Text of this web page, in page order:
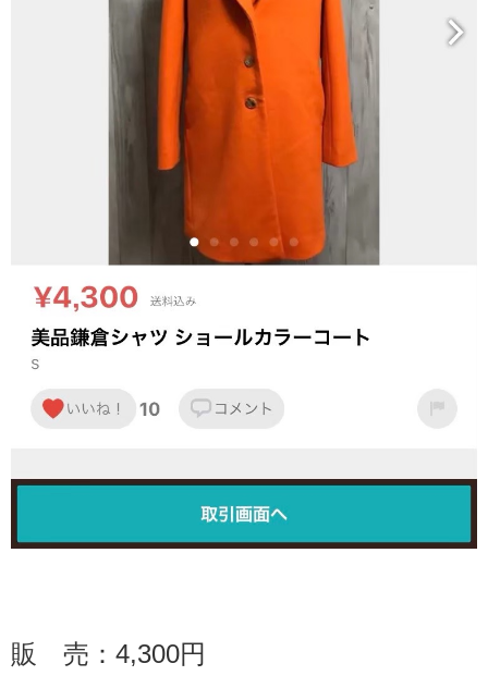
販 売： 4,300円